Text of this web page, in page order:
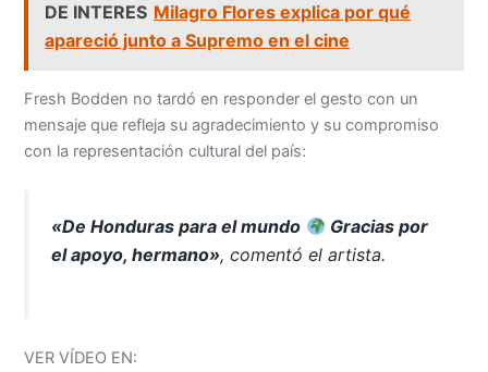
DE INTERES Milagro Flores explica por qué
apareció junto a Supremo en el cine
Fresh Bodden no tardó en responder el gesto con un
mensaje que refleja su agradecimiento y su compromiso
con la representación cultural del país:
«De Honduras para el mundo
Gracias por
el apoyo, hermano», comentó el artista.
VER VÍDEO EN: